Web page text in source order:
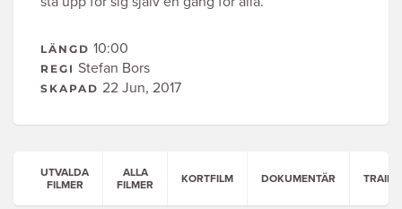
LÄNGD 10:00
REGI Stefan Bors
SKAPAD 22 Jun, 2017
UTVALDA
FILMER
ALLA
FILMER
KORTFILM DOKUMENTÄR